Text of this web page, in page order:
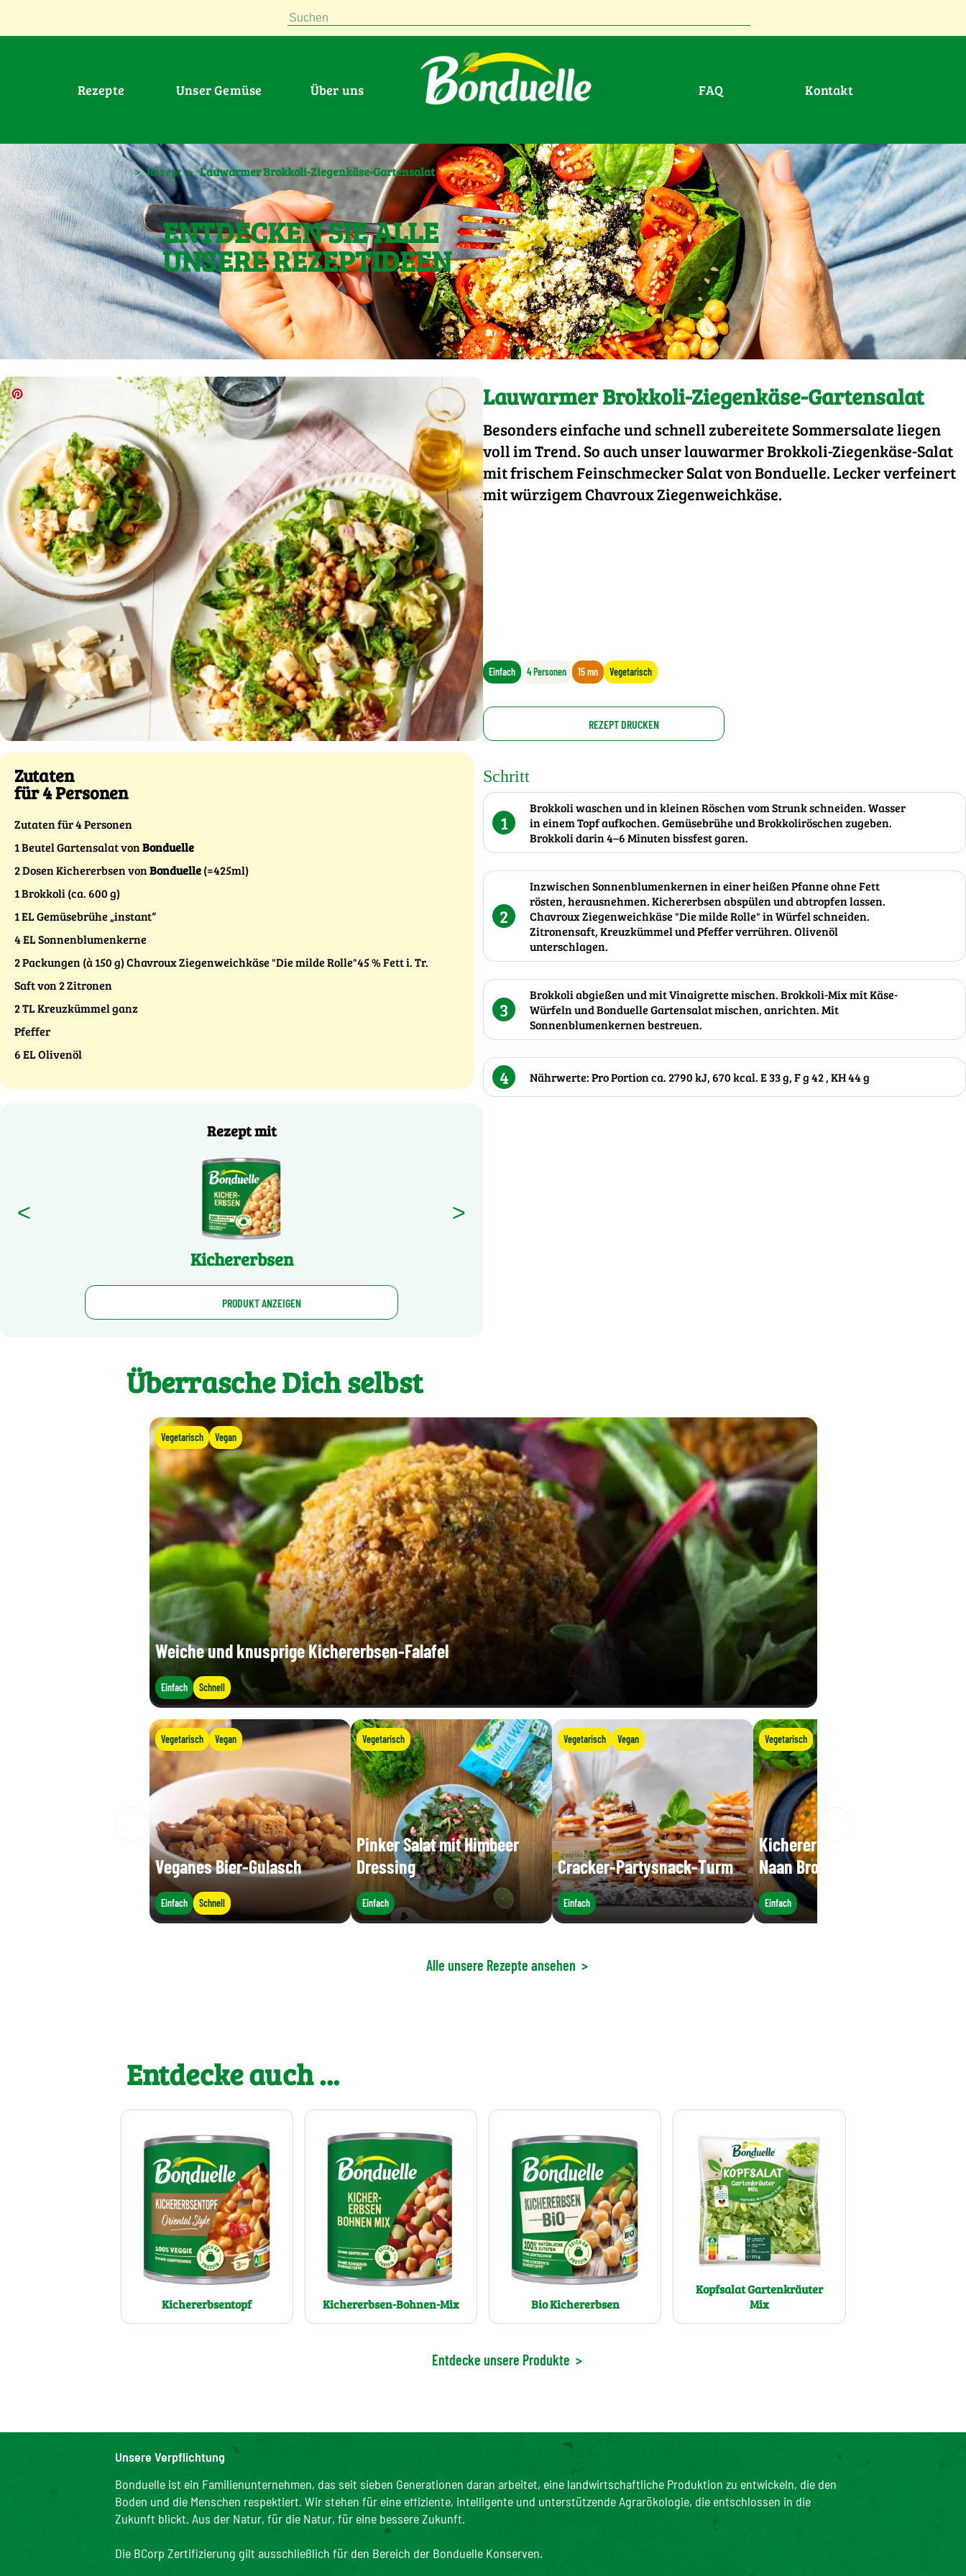
Suchen
Rezepte Unser Gemüse Über uns FAQ Kontakt
> Rezept > Lauwarmer Brokkoli-Ziegenkäse-Gartensalat
ENTDECKEN SIE ALLE
UNSERE REZEPTIDEEN
Lauwarmer Brokkoli-Ziegenkäse-Gartensalat
Besonders einfache und schnell zubereitete Sommersalate liegen
voll im Trend. So auch unser lauwarmer Brokkoli-Ziegenkäse-Salat
mit frischem Feinschmecker Salat von Bonduelle. Lecker verfeinert
mit würzigem Chavroux Ziegenweichkäse.
Einfach 4 Personen 15 mn Vegetarisch
REZEPT DRUCKEN
Zutaten
für 4 Personen
Zutaten für 4 Personen
1 Beutel Gartensalat vonBonduelle
2 Dosen Kichererbsen vonBonduelle(=425ml)
1 Brokkoli (ca. 600 g)
1 EL Gemüsebrühe „instant“
4 EL Sonnenblumenkerne
2 Packungen (à 150 g) Chavroux Ziegenweichkäse "Die milde Rolle"45 % Fett i. Tr.
Saft von 2 Zitronen
2 TL Kreuzkümmel ganz
Pfeffer
6 EL Olivenöl
Rezept mit
<
Kichererbsen
>
PRODUKT ANZEIGEN
Schritt
1
Brokkoli waschen und in kleinen Röschen vom Strunk schneiden. Wasser
in einem Topf aufkochen. Gemüsebrühe und Brokkoliröschen zugeben.
Brokkoli darin 4–6 Minuten bissfest garen.
2
Inzwischen Sonnenblumenkernen in einer heißen Pfanne ohne Fett
rösten, herausnehmen. Kichererbsen abspülen und abtropfen lassen.
Chavroux Ziegenweichkäse "Die milde Rolle" in Würfel schneiden.
Zitronensaft, Kreuzkümmel und Pfeffer verrühren. Olivenöl
unterschlagen.
3
Brokkoli abgießen und mit Vinaigrette mischen. Brokkoli-Mix mit Käse-
Würfeln und Bonduelle Gartensalat mischen, anrichten. Mit
Sonnenblumenkernen bestreuen.
4 Nährwerte: Pro Portion ca. 2790 kJ, 670 kcal. E 33 g, F g 42 , KH 44 g
Überrasche Dich selbst
Vegetarisch Vegan
Weiche und knusprige Kichererbsen-Falafel
Einfach Schnell
Vegetarisch Vegan
Veganes Bier-Gulasch
Einfach Schnell
Vegetarisch
Pinker Salat mit Himbeer
Dressing
Einfach
Vegetarisch Vegan
Cracker-Partysnack-Turm
Einfach
Vegetarisch
Kichererbsen-Curry mit
Naan Brot
Einfach
Alle unsere Rezepte ansehen >
Entdecke auch ...
Kichererbsentopf Kichererbsen-Bohnen-Mix Bio Kichererbsen
Kopfsalat Gartenkräuter
Mix
Entdecke unsere Produkte >
Unsere Verpflichtung
Bonduelle ist ein Familienunternehmen, das seit sieben Generationen daran arbeitet, eine landwirtschaftliche Produktion zu entwickeln, die den
Boden und die Menschen respektiert. Wir stehen für eine effiziente, intelligente und unterstützende Agrarökologie, die entschlossen in die
Zukunft blickt. Aus der Natur, für die Natur, für eine bessere Zukunft.
Die BCorp Zertifizierung gilt ausschließlich für den Bereich der Bonduelle Konserven.